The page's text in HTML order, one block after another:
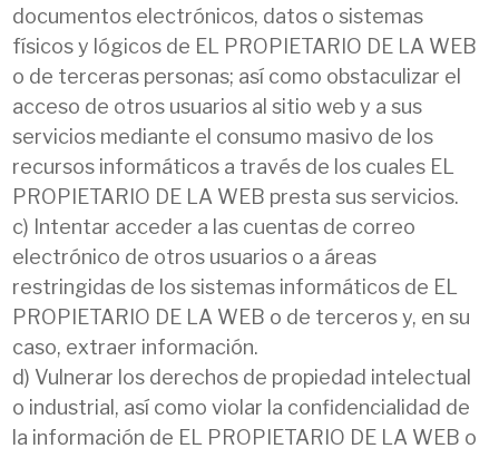
documentos electrónicos, datos o sistemas
físicos y lógicos de EL PROPIETARIO DE LA WEB
o de terceras personas; así como obstaculizar el
acceso de otros usuarios al sitio web y a sus
servicios mediante el consumo masivo de los
recursos informáticos a través de los cuales EL
PROPIETARIO DE LA WEB presta sus servicios.
c) Intentar acceder a las cuentas de correo
electrónico de otros usuarios o a áreas
restringidas de los sistemas informáticos de EL
PROPIETARIO DE LA WEB o de terceros y, en su
caso, extraer información.
d) Vulnerar los derechos de propiedad intelectual
o industrial, así como violar la confidencialidad de
la información de EL PROPIETARIO DE LA WEB o